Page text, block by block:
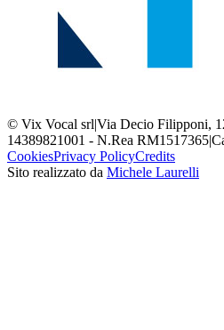
© Vix Vocal srl|Via Decio Filipponi,
14389821001 - N.Rea RM1517365|
CookiesPrivacy PolicyCredits
Sito realizzato da Michele Laurelli